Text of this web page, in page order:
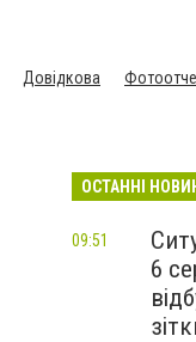
Довідкова
ОСТАННІ
6
09:51